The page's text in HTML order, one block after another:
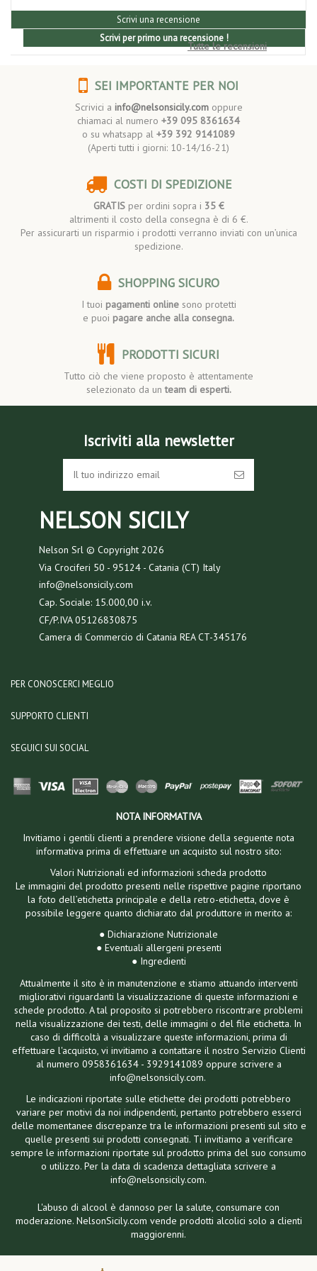
Scrivi una recensione
Tutte le recensioni
Scrivi per primo una recensione !
SEI IMPORTANTE PER NOI
Scrivici a info@nelsonsicily.comoppure
chiamaci al numero +39 095 8361634
o su whatsapp al +39 392 9141089
(Aperti tutti i giorni: 10-14/16-21)
COSTI DI SPEDIZIONE
GRATISper ordini sopra i 35 €
altrimenti il costo della consegna è di 6 €.
Per assicurarti un risparmio i prodotti verranno inviati con un’unica
spedizione.
SHOPPING SICURO
I tuoi pagamenti onlinesono protetti
e puoi pagare anche alla consegna.
PRODOTTI SICURI
Tutto ciò che viene proposto è attentamente
selezionato da unteam di esperti.
Iscriviti alla newsletter
NELSON SICILY
Nelson Srl © Copyright2026
Via Crociferi 50 - 95124 - Catania (CT) Italy
info@nelsonsicily.com
Cap. Sociale: 15.000,00 i.v.
CF/P.IVA 05126830875
Camera di Commercio di Catania REA CT-345176
PER CONOSCERCI MEGLIO
SUPPORTO CLIENTI
SEGUICI SUI SOCIAL
NOTA INFORMATIVA
Invitiamo i gentili clienti a prendere visione della seguente nota
informativa prima di effettuare un acquisto sul nostro sito:
Valori Nutrizionali ed informazioni scheda prodotto
Le immagini del prodotto presenti nelle rispettive pagine riportano
la foto dell’etichetta principale e della retro-etichetta, dove è
possibile leggere quanto dichiarato dal produttore in merito a:
● Dichiarazione Nutrizionale
● Eventuali allergeni presenti
● Ingredienti
Attualmente il sito è in manutenzione e stiamo attuando interventi
migliorativi riguardanti la visualizzazione di queste informazioni e
schede prodotto. A tal proposito si potrebbero riscontrare problemi
nella visualizzazione dei testi, delle immagini o del file etichetta. In
caso di difficoltà a visualizzare queste informazioni, prima di
effettuare l'acquisto, vi invitiamo a contattare il nostro Servizio Clienti
al numero 0958361634 - 3929141089 oppure scrivere a
info@nelsonsicily.com.
Le indicazioni riportate sulle etichette dei prodotti potrebbero
variare per motivi da noi indipendenti, pertanto potrebbero esserci
delle momentanee discrepanze tra le informazioni presenti sul sito e
quelle presenti sui prodotti consegnati. Ti invitiamo a verificare
sempre le informazioni riportate sul prodotto prima del suo consumo
o utilizzo. Per la data di scadenza dettagliata scrivere a
info@nelsonsicily.com.
L'abuso di alcool è dannoso per la salute, consumare con
moderazione. NelsonSicily.com vende prodotti alcolici solo a clienti
maggiorenni.